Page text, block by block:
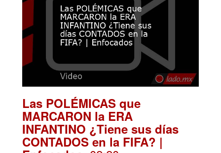
Las POLÉMICAS que
MARCARON la ERA
INFANTINO ¿Tiene sus días
CONTADOS en la FIFA? |